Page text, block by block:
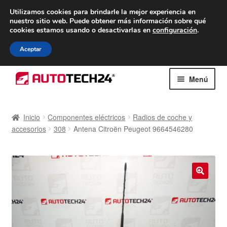
ENTREGA desde 7 EUR
De lunes a viernes de 9 a. m. a 4 p. m.
navegación
al
Menú
Caja registradora
Carro
Inicio Componentes eléctricos
Radios de coche y
accesorios
308 Antena Citroën Peugeot 9664546280
Utilizamos cookies para brindarle la mejor experiencia en
nuestro sitio web. Puede obtener más información sobre qué
cookies estamos usando o desactivarlas en configuración.
Aceptar